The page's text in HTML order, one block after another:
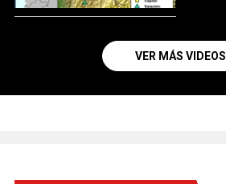
VER MÁS VIDEOS